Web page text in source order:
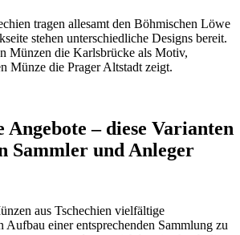
tragen allesamt den Böhmischen Löwe
stehen unterschiedliche Designs bereit.
Münzen die Karlsbrücke als Motiv,
Münze die Prager Altstadt zeigt.
Angebote – diese Varianten
Sammler und Anleger
aus Tschechien vielfältige
einer entsprechenden Sammlung zu